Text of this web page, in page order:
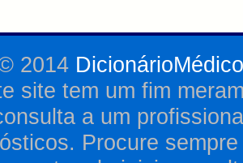
2014
site tem um fim
a um
Procure